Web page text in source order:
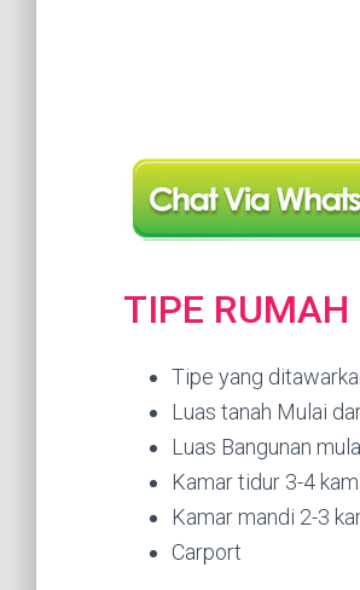
TIPE RUMAH
Tipe yang
Luas tanah Mulai
Luas Bangunan
Kamar tidur 3-4
Kamar mandi 2-3
Carport